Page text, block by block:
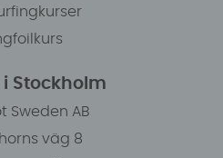
i Stockholm
Sweden AB
väg 8